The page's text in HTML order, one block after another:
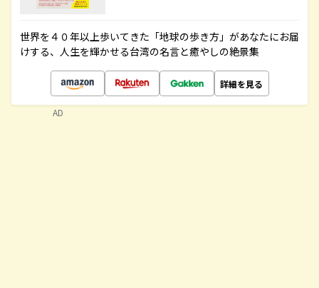
世界を４０年以上歩いてきた「地球の歩き方」があなたにお届
けする、人生を輝かせる台湾の名言と癒やしの絶景集
詳細を見る
AD